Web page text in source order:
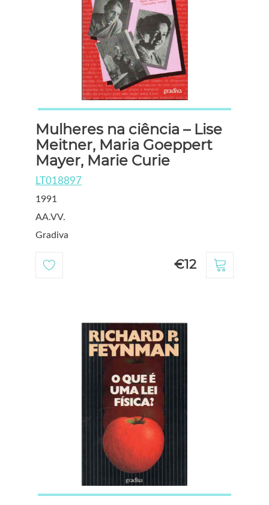
Mulheres na ciência – Lise
Meitner, Maria Goeppert
Mayer, Marie Curie
LT018897
1991
AA.VV.
Gradiva
€12